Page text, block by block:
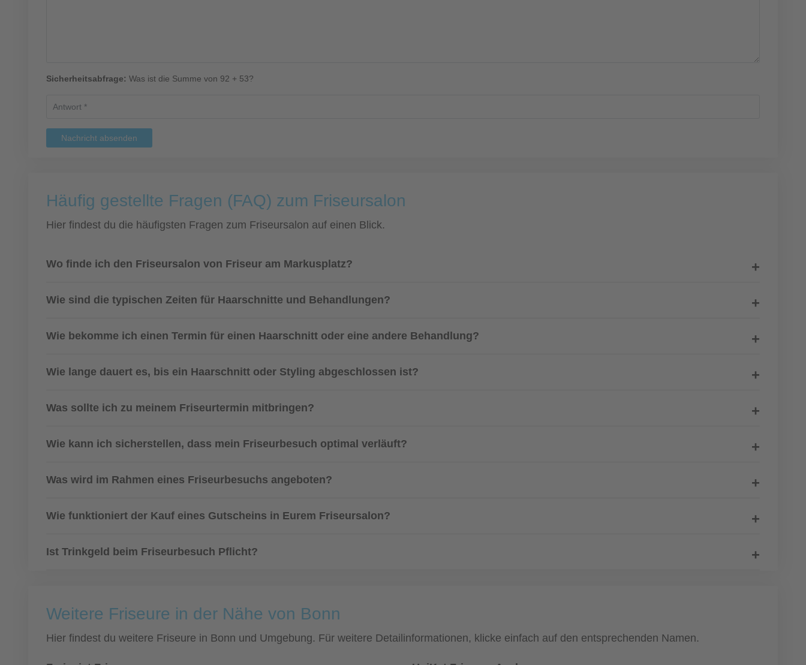
Sicherheitsabfrage: Was ist die Summe von 92 + 53?
Nachricht absenden
Häufig gestellte Fragen (FAQ) zum Friseursalon
Hier findest du die häufigsten Fragen zum Friseursalon auf einen Blick.
Wo finde ich den Friseursalon von Friseur am Markusplatz?
Wie sind die typischen Zeiten für Haarschnitte und Behandlungen?
Wie bekomme ich einen Termin für einen Haarschnitt oder eine andere Behandlung?
Wie lange dauert es, bis ein Haarschnitt oder Styling abgeschlossen ist?
Was sollte ich zu meinem Friseurtermin mitbringen?
Wie kann ich sicherstellen, dass mein Friseurbesuch optimal verläuft?
Was wird im Rahmen eines Friseurbesuchs angeboten?
Wie funktioniert der Kauf eines Gutscheins in Eurem Friseursalon?
Ist Trinkgeld beim Friseurbesuch Pflicht?
Weitere Friseure in der Nähe von Bonn
Hier findest du weitere Friseure in Bonn und Umgebung. Für weitere Detailinformationen, klicke einfach auf den entsprechenden Namen.